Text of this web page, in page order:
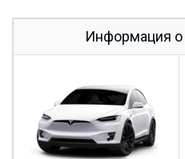
Информация о